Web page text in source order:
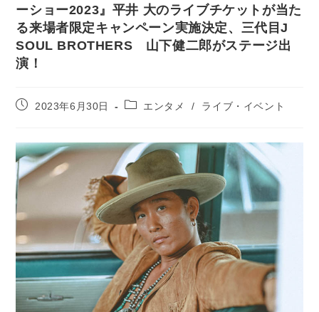
ーショー2023』平井 大のライブチケットが当た
る来場者限定キャンペーン実施決定、三代目J
SOUL BROTHERS 山下健二郎がステージ出
演！
投
開
日:
2023年6月30日
投
テ
ゴ
リ
ー:
エンタメ / ライブ・イベント